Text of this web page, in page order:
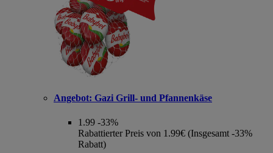
Angebot: Gazi Grill- und Pfannenkäse
1.99 -33%
Rabattierter Preis von 1.99€ (Insgesamt -33%
Rabatt)